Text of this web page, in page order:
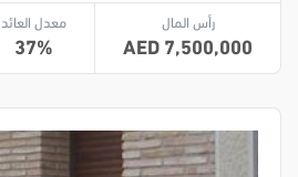
رأس المال
7,500,000
معدل العائد
37